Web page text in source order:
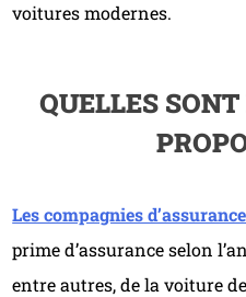
voitures modernes.
QUELLES
Les compagnies d’assurance
prime d’assurance selon
entre autres, de la voiture